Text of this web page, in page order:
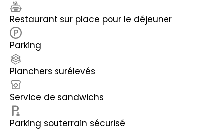
Restaurant sur place pour le déjeuner
Parking
Planchers surélevés
Service de sandwichs
Parking souterrain sécurisé